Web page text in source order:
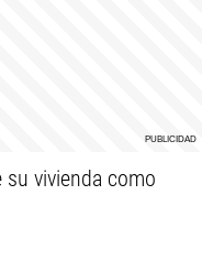
vivienda como